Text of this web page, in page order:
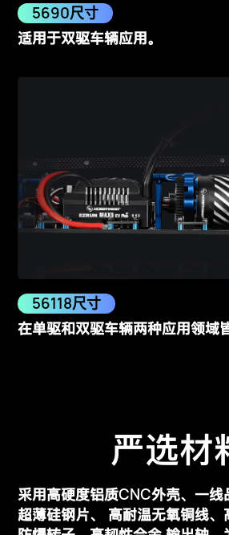
5690尺寸
适用于双驱车辆应用。
56118尺寸
在单驱和双驱车辆两种应用领域
严选材
采用高硬度铝质CNC外壳、一线
超薄硅钢片、
高耐温无氧铜线